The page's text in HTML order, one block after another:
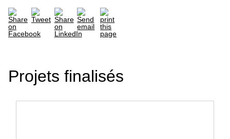
Projets finalisés